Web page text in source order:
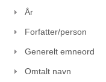
År
Forfatter/person
Generelt emneord
Omtalt navn